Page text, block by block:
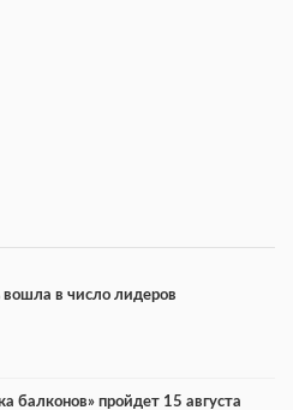
в число лидеров
балконов» пройдет 15 августа